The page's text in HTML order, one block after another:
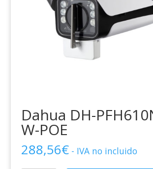
Dahua DH-
W-POE
288,56€ - IVA no incluido